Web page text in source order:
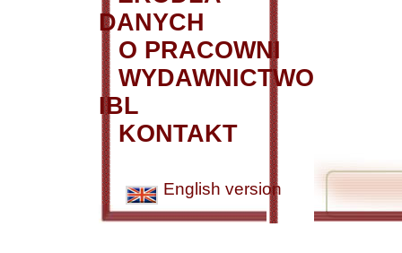
DANYCH
O PRACOWNI
WYDAWNICTWO
IBL
KONTAKT
English version